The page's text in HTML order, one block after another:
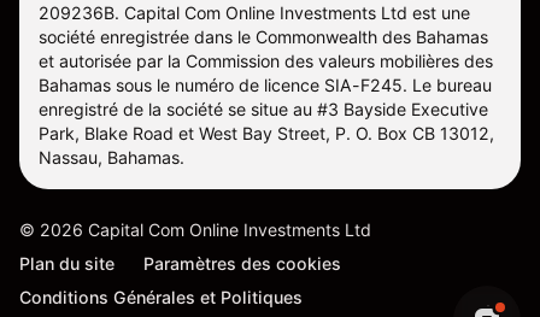
209236B. Capital Com Online Investments Ltd est une
société enregistrée dans le Commonwealth des Bahamas
et autorisée par la Commission des valeurs mobilières des
Bahamas sous le numéro de licence SIA-F245. Le bureau
enregistré de la société se situe au #3 Bayside Executive
Park, Blake Road et West Bay Street, P. O. Box CB 13012,
Nassau, Bahamas.
© 2026 Capital Com Online Investments Ltd
Plan du site
Paramètres des cookies
Conditions Générales et Politiques